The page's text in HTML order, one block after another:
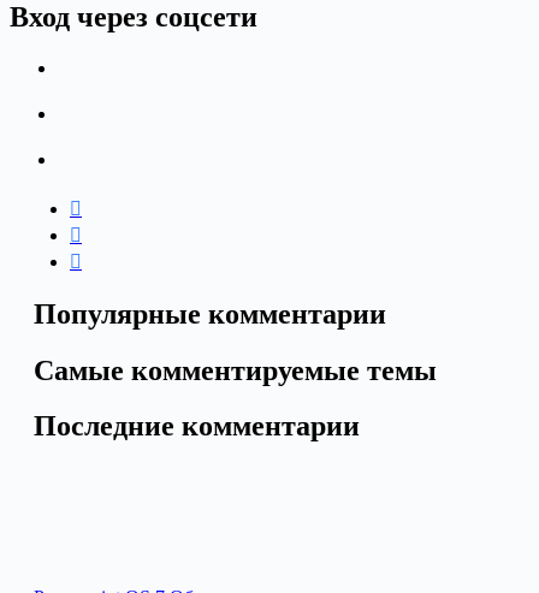
Вход через соцсети
Популярные комментарии
Самые комментируемые темы
Последние комментарии